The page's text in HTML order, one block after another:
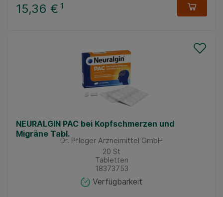
15,36 € ¹
NEURALGIN PAC bei Kopfschmerzen und
Migräne Tabl.
Dr. Pfleger Arzneimittel GmbH
20 St
Tabletten
18373753
Verfügbarkeit